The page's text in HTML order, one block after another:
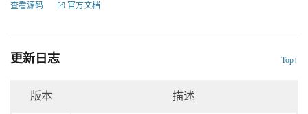
查看源码 官方文档
更新日志 Top↑
版本 描述